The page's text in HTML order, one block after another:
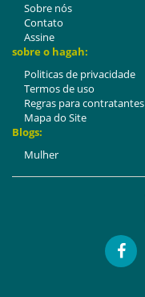
Sobre nós
Contato
Assine
sobre o hagah:
Politicas de privacidade
Termos de uso
Regras para contratantes
Mapa do Site
Blogs:
Mulher